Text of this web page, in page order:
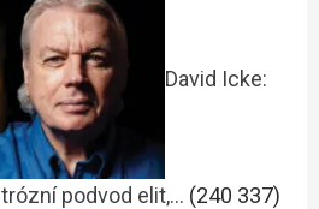
David Icke:
podvod elit,… (240 337)